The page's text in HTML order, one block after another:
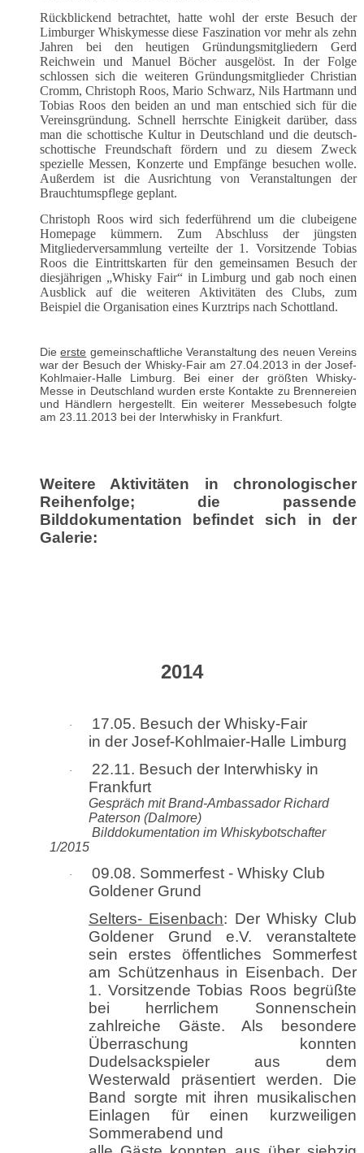
Rückblickend betrachtet, hatte wohl der erste Besuch der
Limburger Whiskymesse diese Faszination vor mehr als zehn
Jahren bei den heutigen Gründungsmitgliedern Gerd
Reichwein und Manuel Böcher ausgelöst. In der Folge
schlossen sich die weiteren Gründungsmitglieder Christian
Cromm, Christoph Roos, Mario Schwarz, Nils Hartmann und
Tobias Roos den beiden an und man entschied sich für die
Vereinsgründung. Schnell herrschte Einigkeit darüber, dass
man die schottische Kultur in Deutschland und die deutsch-
schottische Freundschaft fördern und zu diesem Zweck
spezielle Messen, Konzerte und Empfänge besuchen wolle.
Außerdem ist die Ausrichtung von Veranstaltungen der
Brauchtumspflege geplant.
Christoph Roos wird sich federführend um die clubeigene
Homepage kümmern. Zum Abschluss der jüngsten
Mitgliederversammlung verteilte der 1. Vorsitzende Tobias
Roos die Eintrittskarten für den gemeinsamen Besuch der
diesjährigen „Whisky Fair“ in Limburg und gab noch einen
Ausblick auf die weiteren Aktivitäten des Clubs, zum
Beispiel die Organisation eines Kurztrips nach Schottland.
Dieerste gemeinschaftliche Veranstaltung des neuen Vereins
war der Besuch der Whisky-Fair am 27.04.2013 in der Josef-
Kohlmaier-Halle Limburg. Bei einer der größten Whisky-
Messe in Deutschland wurden erste Kontakte zu Brennereien
und Händlern hergestellt. Ein weiterer Messebesuch folgte
am 23.11.2013 bei der Interwhisky in Frankfurt.
Weitere Aktivitäten in chronologischer
Reihenfolge; die passende
Bilddokumentation befindet sich in der
Galerie:
2014
·
17.05. Besuch der Whisky-Fair
in der Josef-Kohlmaier-Halle Limburg
·
22.11. Besuch der Interwhisky in
Frankfurt
Gespräch mit Brand-Ambassador Richard
Paterson (Dalmore)
Bilddokumentation im Whiskybotschafter
1/2015
·
09.08. Sommerfest - Whisky Club
Goldener Grund
Selters- Eisenbach: Der Whisky Club
Goldener Grund e.V. veranstaltete
sein erstes öffentliches Sommerfest
am Schützenhaus in Eisenbach. Der
1. Vorsitzende Tobias Roos begrüßte
bei herrlichem Sonnenschein
zahlreiche Gäste. Als besondere
Überraschung konnten
Dudelsackspieler aus dem
Westerwald präsentiert werden. Die
Band sorgte mit ihren musikalischen
Einlagen für einen kurzweiligen
Sommerabend und